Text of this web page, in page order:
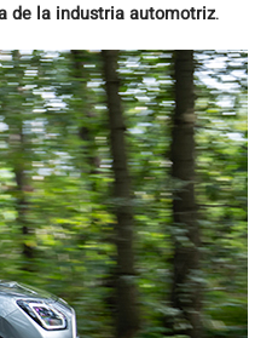
de la industria automotriz.